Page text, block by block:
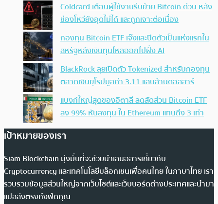
Coldcard เตือนผู้ใช้งานรีบย้าย Bitcoin ด่วน หลัง
ช่องโหว่ยังอุดไม่ได้ และถูกเจาะต่อเนื่อง
กองทุน Bitcoin ETF เจ๊งและปิดตัวเป็นแห่งแรกใน
สหรัฐหลังเงินทุนไหลออกไปฝั่ง AI
BlackRock ลุยเปิดตัว Tokenized สำหรับกองทุน
ตลาดเงินยุโรปมูลค่า 3.11 แสนล้านดอลลาร์
แบงก์ใหญ่สุดของอิตาลี ลดสัดส่วน Bitcoin ETF
ลง 99% หันลงทุน ใน Ethereum แทนถึง 3 เท่า
เป้าหมายของเรา
Siam Blockchain มุ่งมั่นที่จะช่วยนำเสนอสารเกี่ยวกับ
Cryptocurrency และเทคโนโลยีบล็อกเชนเพื่อคนไทย ในภาษาไทย เรา
รวบรวมข้อมูลส่วนใหญ่จากเว็บไซต์และเว็บบอร์ดต่างประเทศและนำมา
แปลส่งตรงถึงฟีดคุณ